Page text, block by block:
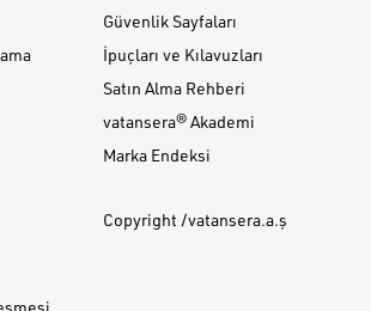
Güvenlik Sayfaları
İpuçları ve Kılavuzları
Satın Alma Rehberi
vatansera® Akademi
Marka Endeksi
Copyright /vatansera.a.ş